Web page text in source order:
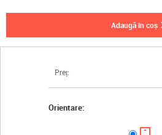
Preț:
Orientare:
adaugă în coș